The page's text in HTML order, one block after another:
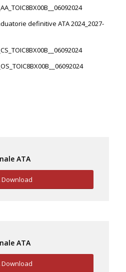
definitive ATA 2024_2027-
ATA
Download
ATA
Download